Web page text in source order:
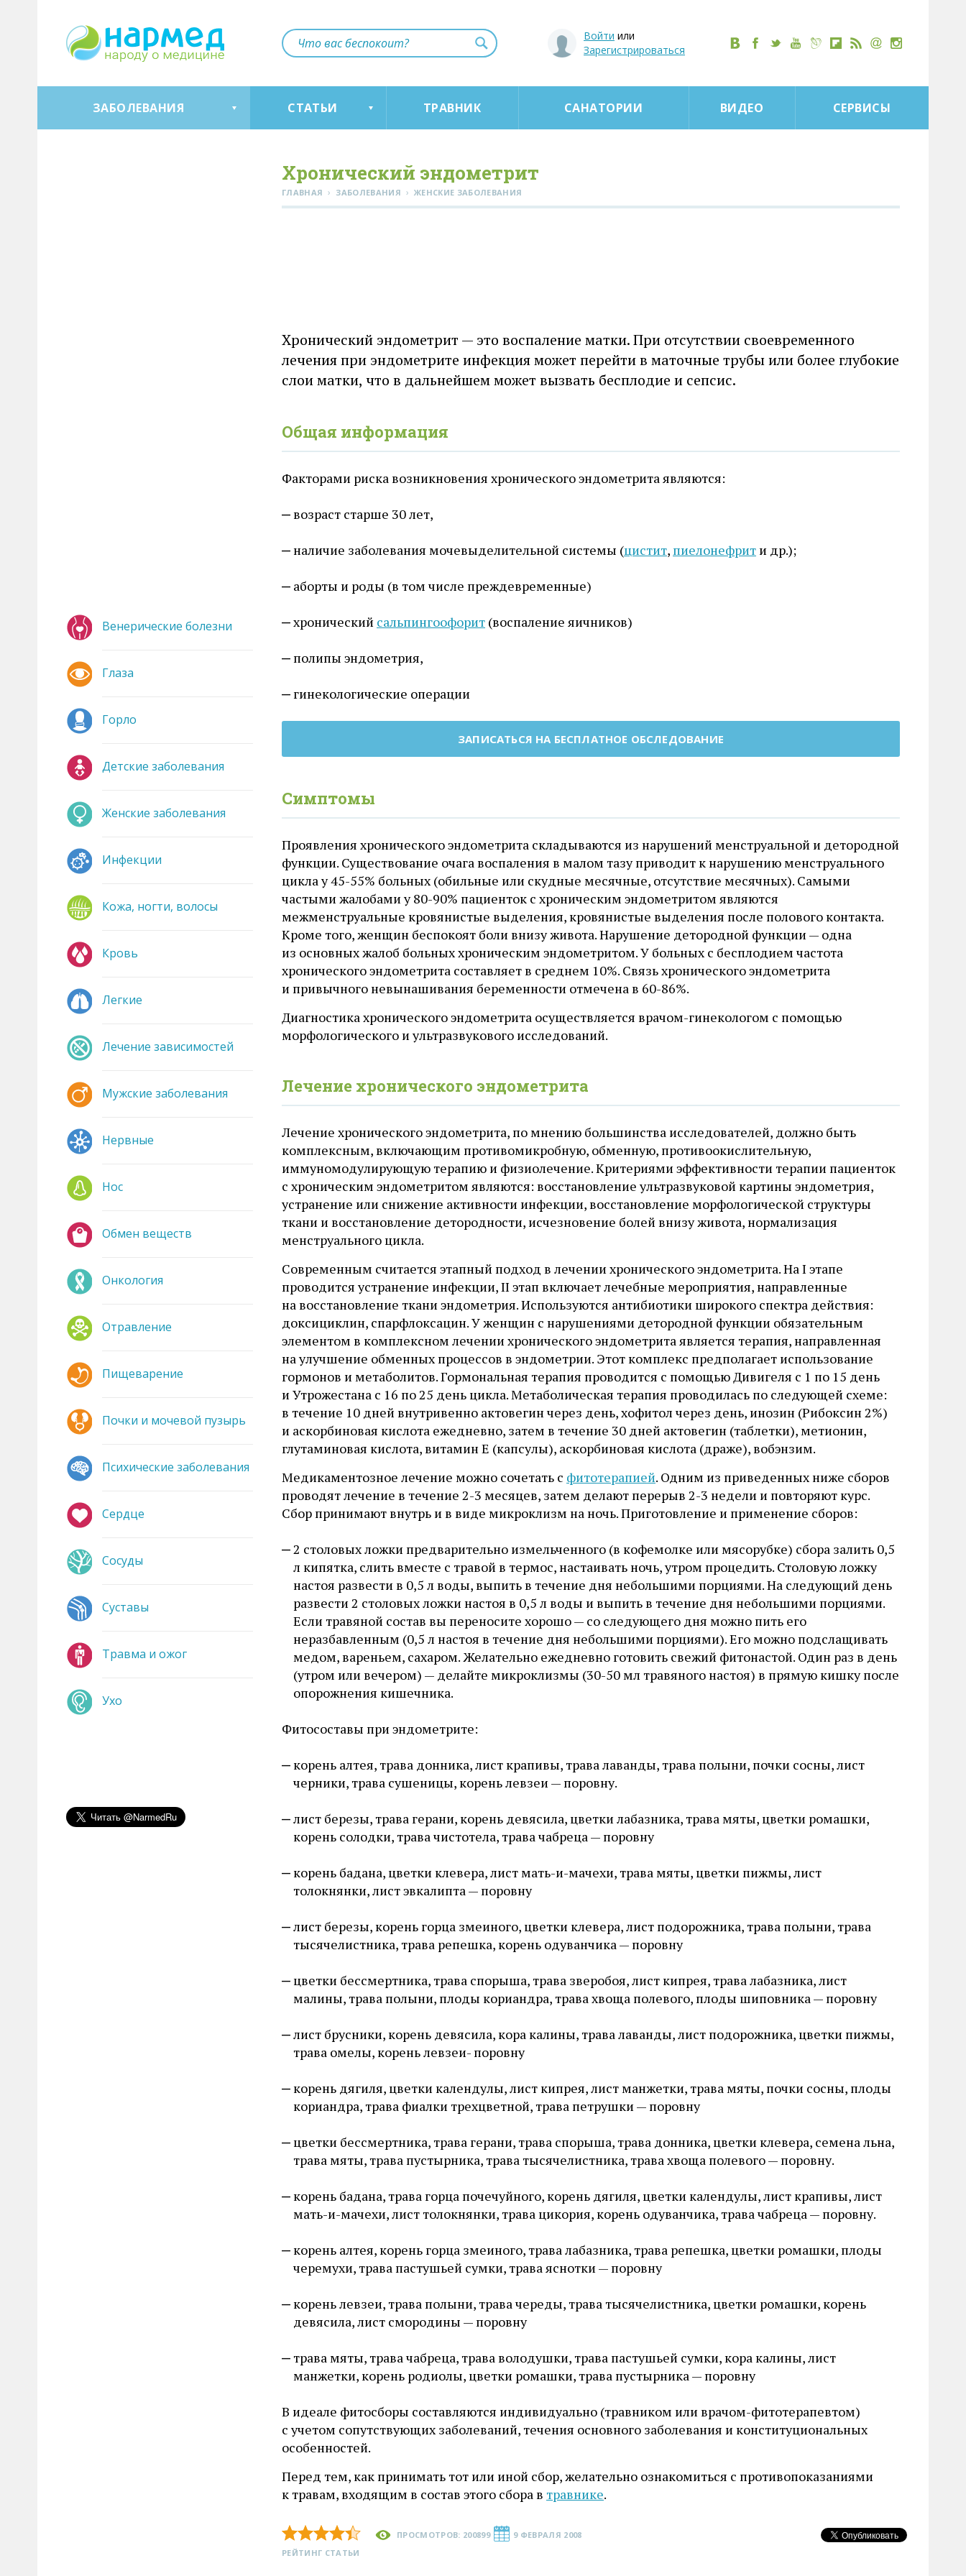
Войти или
Зарегистрироваться
ЗАБОЛЕВАНИЯ СТАТЬИ ТРАВНИК САНАТОРИИ ВИДЕО СЕРВИСЫ
Хронический эндометрит
ГЛАВНАЯ › ЗАБОЛЕВАНИЯ › ЖЕНСКИЕ ЗАБОЛЕВАНИЯ
Хронический эндометрит — это воспаление матки. При отсутствии своевременного
лечения при эндометрите инфекция может перейти в маточные трубы или более глубокие
слои матки, что в дальнейшем может вызвать бесплодие и сепсис.
Общая информация
Факторами риска возникновения хронического эндометрита являются:
возраст старше 30 лет,
наличие заболевания мочевыделительной системы (цистит, пиелонефрити др.);
аборты и роды (в том числе преждевременные)
хронический сальпингоофорит (воспаление яичников)
полипы эндометрия,
гинекологические операции
ЗАПИСАТЬСЯ НА БЕСПЛАТНОЕ ОБСЛЕДОВАНИЕ
Симптомы
Проявления хронического эндометрита складываются из нарушений менструальной и детородной
функции. Существование очага воспаления в малом тазу приводит к нарушению менструального
цикла у 45-55% больных (обильные или скудные месячные, отсутствие месячных). Самыми
частыми жалобами у 80-90% пациенток с хроническим эндометритом являются
межменструальные кровянистые выделения, кровянистые выделения после полового контакта.
Кроме того, женщин беспокоят боли внизу живота. Нарушение детородной функции — одна
из основных жалоб больных хроническим эндометритом. У больных с бесплодием частота
хронического эндометрита составляет в среднем 10%. Связь хронического эндометрита
и привычного невынашивания беременности отмечена в 60-86%.
Диагностика хронического эндометрита осуществляется врачом-гинекологом с помощью
морфологического и ультразвукового исследований.
Лечение хронического эндометрита
Лечение хронического эндометрита, по мнению большинства исследователей, должно быть
комплексным, включающим противомикробную, обменную, противоокислительную,
иммуномодулирующую терапию и физиолечение. Критериями эффективности терапии пациенток
с хроническим эндометритом являются: восстановление ультразвуковой картины эндометрия,
устранение или снижение активности инфекции, восстановление морфологической структуры
ткани и восстановление детородности, исчезновение болей внизу живота, нормализация
менструального цикла.
Современным считается этапный подход в лечении хронического эндометрита. На I этапе
проводится устранение инфекции, II этап включает лечебные мероприятия, направленные
на восстановление ткани эндометрия. Используются антибиотики широкого спектра действия:
доксициклин, спарфлоксацин. У женщин с нарушениями детородной функции обязательным
элементом в комплексном лечении хронического эндометрита является терапия, направленная
на улучшение обменных процессов в эндометрии. Этот комплекс предполагает использование
гормонов и метаболитов. Гормональная терапия проводится с помощью Дивигеля с 1 по 15 день
и Утрожестана с 16 по 25 день цикла. Метаболическая терапия проводилась по следующей схеме:
в течение 10 дней внутривенно актовегин через день, хофитол через день, инозин (Рибоксин 2%)
и аскорбиновая кислота ежедневно, затем в течение 30 дней актовегин (таблетки), метионин,
глутаминовая кислота, витамин Е (капсулы), аскорбиновая кислота (драже), вобэнзим.
Медикаментозное лечение можно сочетать с фитотерапией. Одним из приведенных ниже сборов
проводят лечение в течение 2-3 месяцев, затем делают перерыв 2-3 недели и повторяют курс.
Сбор принимают внутрь и в виде микроклизм на ночь. Приготовление и применение сборов:
2 столовых ложки предварительно измельченного (в кофемолке или мясорубке) сбора залить 0,5
л кипятка, слить вместе с травой в термос, настаивать ночь, утром процедить. Столовую ложку
настоя развести в 0,5 л воды, выпить в течение дня небольшими порциями. На следующий день
развести 2 столовых ложки настоя в 0,5 л воды и выпить в течение дня небольшими порциями.
Если травяной состав вы переносите хорошо — со следующего дня можно пить его
неразбавленным (0,5 л настоя в течение дня небольшими порциями). Его можно подслащивать
медом, вареньем, сахаром. Желательно ежедневно готовить свежий фитонастой. Один раз в день
(утром или вечером) — делайте микроклизмы (30-50 мл травяного настоя) в прямую кишку после
опорожнения кишечника.
Фитосоставы при эндометрите:
корень алтея, трава донника, лист крапивы, трава лаванды, трава полыни, почки сосны, лист
черники, трава сушеницы, корень левзеи — поровну.
лист березы, трава герани, корень девясила, цветки лабазника, трава мяты, цветки ромашки,
корень солодки, трава чистотела, трава чабреца — поровну
корень бадана, цветки клевера, лист мать-и-мачехи, трава мяты, цветки пижмы, лист
толокнянки, лист эвкалипта — поровну
лист березы, корень горца змеиного, цветки клевера, лист подорожника, трава полыни, трава
тысячелистника, трава репешка, корень одуванчика — поровну
цветки бессмертника, трава спорыша, трава зверобоя, лист кипрея, трава лабазника, лист
малины, трава полыни, плоды кориандра, трава хвоща полевого, плоды шиповника — поровну
лист брусники, корень девясила, кора калины, трава лаванды, лист подорожника, цветки пижмы,
трава омелы, корень левзеи- поровну
корень дягиля, цветки календулы, лист кипрея, лист манжетки, трава мяты, почки сосны, плоды
кориандра, трава фиалки трехцветной, трава петрушки — поровну
цветки бессмертника, трава герани, трава спорыша, трава донника, цветки клевера, семена льна,
трава мяты, трава пустырника, трава тысячелистника, трава хвоща полевого — поровну.
корень бадана, трава горца почечуйного, корень дягиля, цветки календулы, лист крапивы, лист
мать-и-мачехи, лист толокнянки, трава цикория, корень одуванчика, трава чабреца — поровну.
корень алтея, корень горца змеиного, трава лабазника, трава репешка, цветки ромашки, плоды
черемухи, трава пастушьей сумки, трава яснотки — поровну
корень левзеи, трава полыни, трава череды, трава тысячелистника, цветки ромашки, корень
девясила, лист смородины — поровну
трава мяты, трава чабреца, трава володушки, трава пастушьей сумки, кора калины, лист
манжетки, корень родиолы, цветки ромашки, трава пустырника — поровну
В идеале фитосборы составляются индивидуально (травником или врачом-фитотерапевтом)
с учетом сопутствующих заболеваний, течения основного заболевания и конституциональных
особенностей.
Перед тем, как принимать тот или иной сбор, желательно ознакомиться с противопоказаниями
к травам, входящим в состав этого сбора в травнике.
РЕЙТИНГ СТАТЬИ
ПРОСМОТРОВ: 200899 9 ФЕВРАЛЯ 2008
Венерические болезни
Глаза
Горло
Детские заболевания
Женские заболевания
Инфекции
Кожа, ногти, волосы
Кровь
Легкие
Лечение зависимостей
Мужские заболевания
Нервные
Нос
Обмен веществ
Онкология
Отравление
Пищеварение
Почки и мочевой пузырь
Психические заболевания
Сердце
Сосуды
Суставы
Травма и ожог
Ухо